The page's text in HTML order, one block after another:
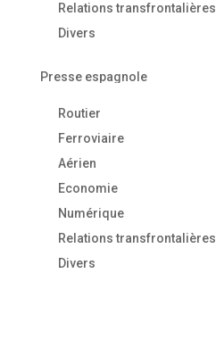
Relations transfrontalières
Divers
Presse espagnole
Routier
Ferroviaire
Aérien
Economie
Numérique
Relations transfrontalières
Divers